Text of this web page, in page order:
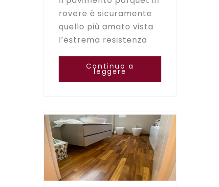
rovere è sicuramente
quello più amato vista
l’estrema resistenza
Continua a
leggere